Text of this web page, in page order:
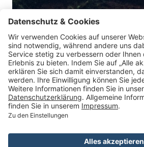
Service-Hotline
Information
Service
Zahlungsmöglichkeiten
* Alle Preise inkl. gesetzl.